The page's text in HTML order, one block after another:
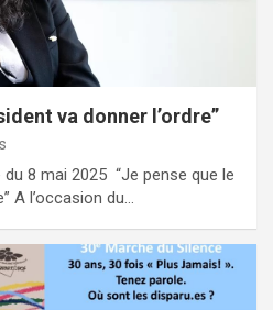
va donner l’ordre”
8 mai 2025 “Je pense que le
A l’occasion du…